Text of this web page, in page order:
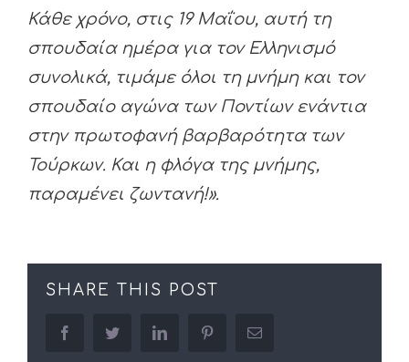
Κάθε χρόνο, στις 19 Μαΐου, αυτή τη
σπουδαία ημέρα για τον Ελληνισμό
συνολικά, τιμάμε όλοι τη μνήμη και τον
σπουδαίο αγώνα των Ποντίων ενάντια
στην πρωτοφανή βαρβαρότητα των
Τούρκων. Και η φλόγα της μνήμης,
παραμένει ζωντανή!».
SHARE THIS POST
facebooktwitter linkedin pinterestEmail